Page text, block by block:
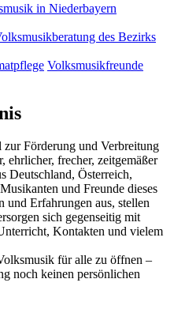
in Niederbayern
des Bezirks
Volksmusikfreunde
zur Förderung und Verbreitung
ehrlicher, frecher, zeitgemäßer
Deutschland, Österreich,
und Freunde dieses
und Erfahrungen aus, stellen
sich gegenseitig mit
Kontakten und vielem
für alle zu öffnen –
noch keinen persönlichen